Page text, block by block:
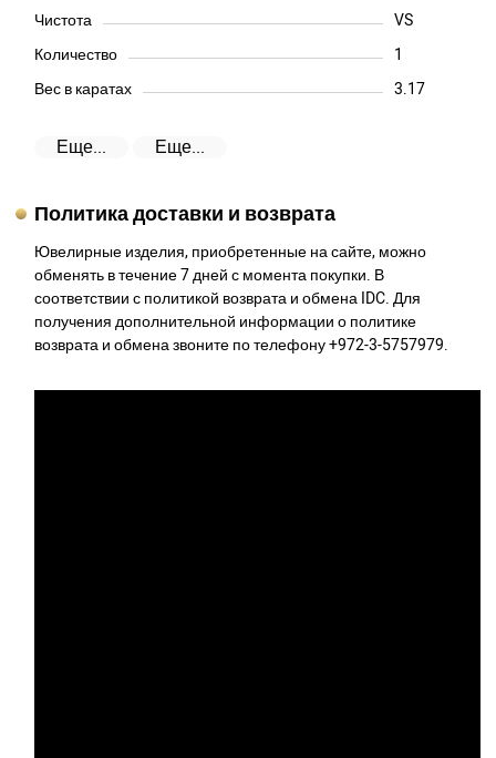
Чистота
VS
Количество
1
Вес в каратах
3.17
Еще... Еще...
Политика доставки и возврата
Ювелирные изделия, приобретенные на сайте, можно
обменять в течение 7 дней с момента покупки. В
соответствии с политикой возврата и обмена IDC. Для
получения дополнительной информации о политике
возврата и обмена звоните по телефону +972-3-5757979.